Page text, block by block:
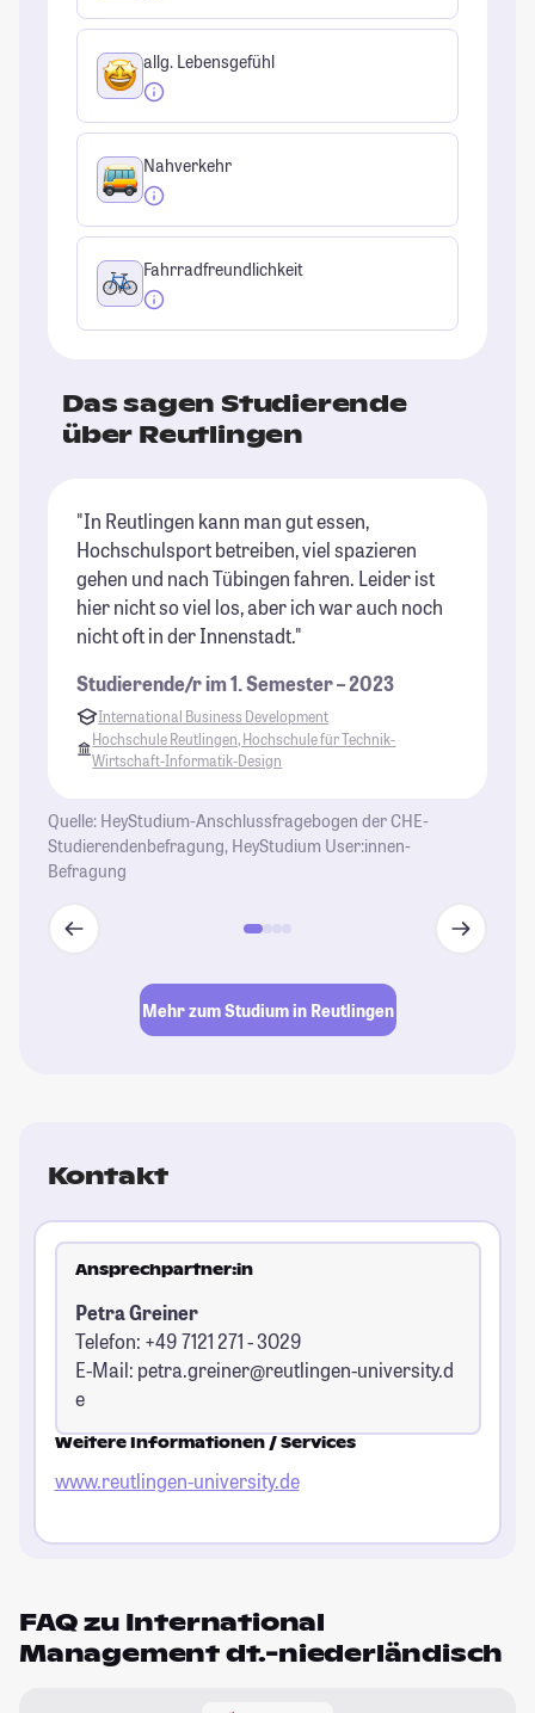
allg. Lebensgefühl
Nahverkehr
Fahrradfreundlichkeit
Das sagen Studierende
über Reutlingen
"In Reutlingen kann man gut essen,
Hochschulsport betreiben, viel spazieren
gehen und nach Tübingen fahren. Leider ist
hier nicht so viel los, aber ich war auch noch
nicht oft in der Innenstadt."
Studierende/r im 1. Semester – 2023
International Business Development
Hochschule Reutlingen, Hochschule für Technik-
Wirtschaft-Informatik-Design
Quelle: HeyStudium-Anschlussfragebogen der CHE-
Studierendenbefragung, HeyStudium User:innen-
Befragung
Mehr zum Studium in Reutlingen
Kontakt
Ansprechpartner:in
Petra Greiner
Telefon: +49 7121 271 - 3029
E-Mail: petra.greiner@reutlingen-university.d
e
Weitere Informationen / Services
www.reutlingen-university.de
FAQ zu International
Management dt.-niederländisch